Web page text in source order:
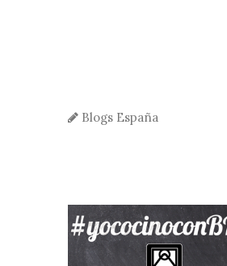
Blogs España